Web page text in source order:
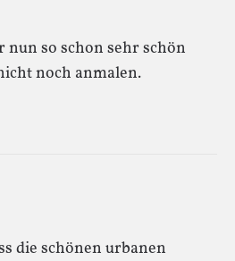
nun so schon sehr schön
noch anmalen.
die schönen urbanen